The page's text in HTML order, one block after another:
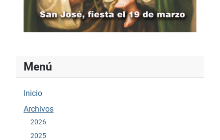
Menú
Inicio
Archivos
2026
2025